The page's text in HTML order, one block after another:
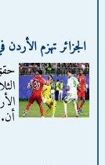
الجزائر تهزم